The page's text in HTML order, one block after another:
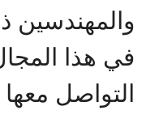
والمهندسين
في هذا
التواصل